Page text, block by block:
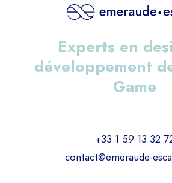
Experts en
développement
Game
+33 1 59 13 32
contact@emeraude-